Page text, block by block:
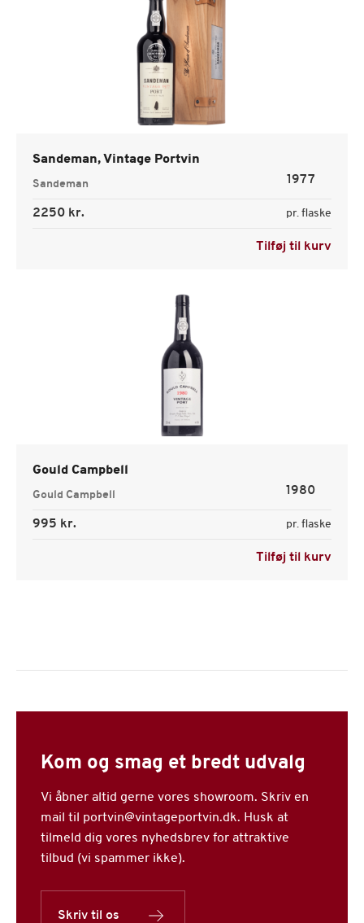
Sandeman, Vintage Portvin
Sandeman 1977
2250 kr. pr. flaske
Tilføj til kurv
Gould Campbell
Gould Campbell 1980
995 kr. pr. flaske
Tilføj til kurv
Kom og smag et bredt udvalg
Vi åbner altid gerne vores showroom. Skriv en
mail til portvin@vintageportvin.dk. Husk at
tilmeld dig vores nyhedsbrev for attraktive
tilbud (vi spammer ikke).
Skriv til os